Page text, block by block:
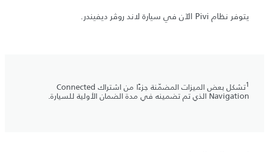
يتوفر نظام Pivi الآن في سيارة لاند روڤر ديفيندر.
1 تشكل بعض الميزات المضمّنة جزءًا من اشتراك Connected
Navigation الذي تم تضمينه في مدة الضمان الأولية للسيارة.